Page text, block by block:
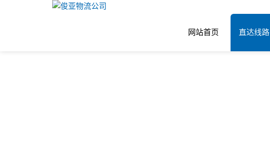
网站首页 直达线路